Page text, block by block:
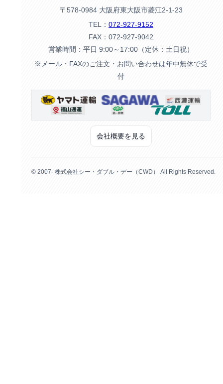
〒578-0984 大阪府東大阪市菱江2-1-23
TEL： 072-927-9152
FAX：072-927-9042
営業時間：平日 9:00～17:00（定休：土日祝）
※メール・FAXのご注文・お問い合わせは年中無休で受
付
会社概要を見る
© 2007- 株式会社シー・ダブル・デー（CWD） All Rights Reserved.